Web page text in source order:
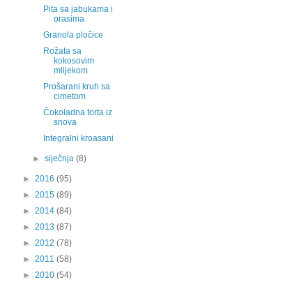
Pita sa jabukama i
orasima
Granola pločice
Rožata sa
kokosovim
mlijekom
Prošarani kruh sa
cimetom
Čokoladna torta iz
snova
Integralni kroasani
►siječnja(8)
► 2016 (95)
► 2015 (89)
► 2014 (84)
► 2013 (87)
► 2012 (78)
► 2011 (58)
► 2010 (54)